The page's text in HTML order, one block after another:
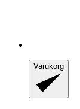
Varukorg